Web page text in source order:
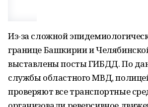
Из-за сложной
границе Башкирии и
выставлены посты ГИБДД. По
службы областного МВД,
проверяют все транспортные